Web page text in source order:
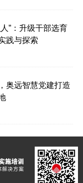
”：升级干部选育
践与探索
奥远智慧党建打造